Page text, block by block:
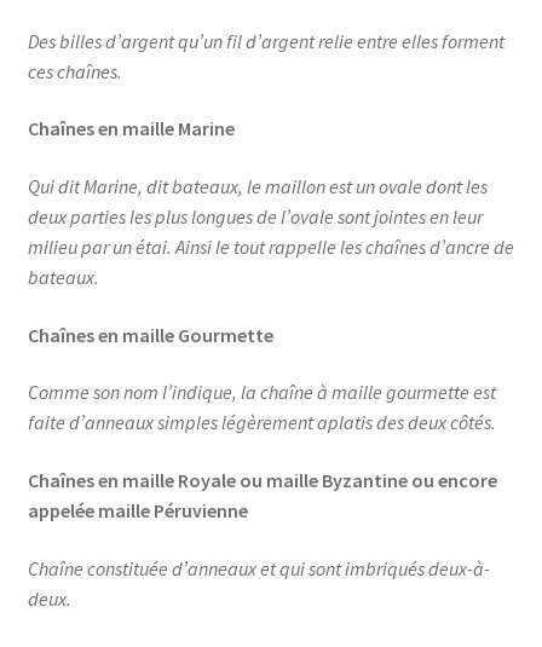
Des billes d’argent qu’un fil d’argent relie entre elles forment
ces chaînes.
Chaînes en maille Marine
Qui dit Marine, dit bateaux, le maillon est un ovale dont les
deux parties les plus longues de l’ovale sont jointes en leur
milieu par un étai. Ainsi le tout rappelle les chaînes d’ancre de
bateaux.
Chaînes en maille Gourmette
Comme son nom l’indique, la chaîne à maille gourmette est
faite d’anneaux simples légèrement aplatis des deux côtés.
Chaînes en maille Royale ou maille Byzantine ou encore
appelée maille Péruvienne
Chaîne constituée d’anneaux et qui sont imbriqués deux-à-
deux.